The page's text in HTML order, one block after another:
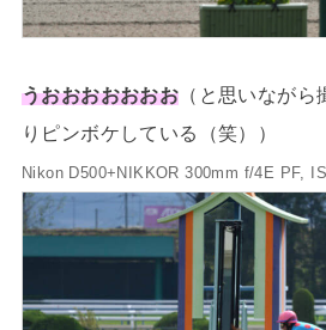
うおおおおおおお （と思いなが
りピンボケしている（笑））
Nikon D500+NIKKOR 300mm f/4E PF,